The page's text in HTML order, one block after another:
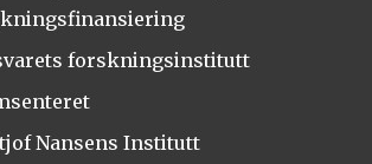
forskningsinstitutt
Nansens Institutt